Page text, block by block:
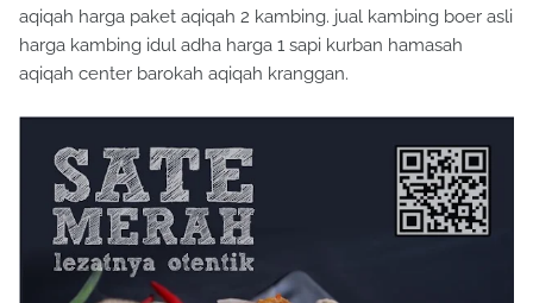
aqiqah harga paket aqiqah 2 kambing. jual kambing boer asli
harga kambing idul adha harga 1 sapi kurban hamasah
aqiqah center barokah aqiqah kranggan.